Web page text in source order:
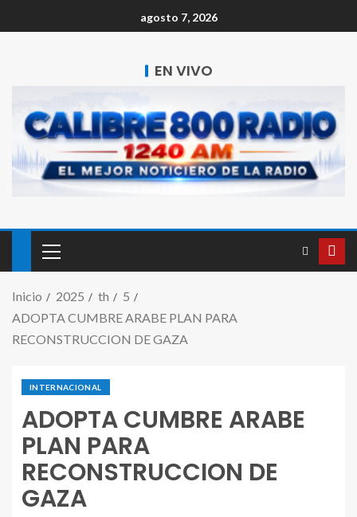
agosto 7, 2026
EN VIVO
Inicio 2025 th
5
ADOPTA CUMBRE ARABE PLAN PARA
RECONSTRUCCION DE GAZA
INTERNACIONAL
ADOPTA CUMBRE ARABE
PLAN PARA
RECONSTRUCCION DE
GAZA